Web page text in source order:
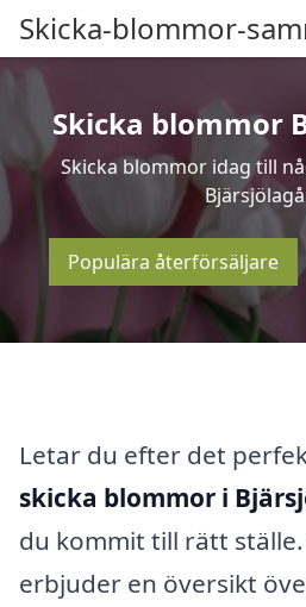
Skicka-blommor-
Skicka blommor
Skicka blommor idag till
Populära återförsäljare
Letar du efter det
skicka blommor i
du kommit till rätt
erbjuder en översikt